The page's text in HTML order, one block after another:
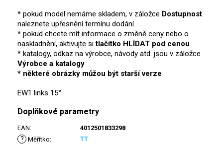
* pokud model nemáme skladem, v záložce Dostupnost
naleznete upřesnění termínu dodání.
* pokud chcete mít informace o změně ceny nebo o
naskladnění, aktivujte si tlačítko HLÍDAT pod cenou
* katalogy, odkaz na výrobce, návody atd. jsou v záložce
Výrobce a katalogy
* některé obrázky můžou být starší verze
EW1 links 15°
Doplňkové parametry
EAN: 4012501833298
? Měřítko: TT